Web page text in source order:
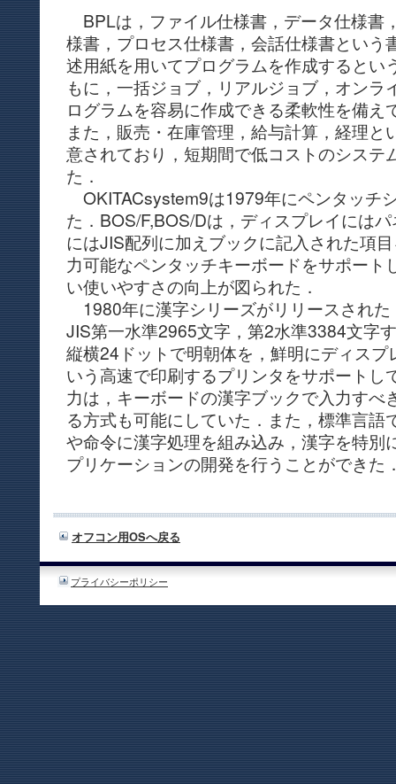
BPLは，ファイル仕様書，データ仕様書
様書，プロセス仕様書，会話仕様書という
述用紙を用いてプログラムを作成するとい
もに，一括ジョブ，リアルジョブ，オンラ
ログラムを容易に作成できる柔軟性を備え
また，販売・在庫管理，給与計算，経理と
意されており，短期間で低コストのシステ
た．
OKITACsystem9は1979年にペンタッチ
た．BOS/F,BOS/Dは，ディスプレイには
にはJIS配列に加えブックに記入された項
力可能なペンタッチキーボードをサポート
い使いやすさの向上が図られた．
1980年に漢字シリーズがリリースされ
JIS第一水準2965文字，第2水準3384文字
縦横24ドットで明朝体を，鮮明にディス
いう高速で印刷するプリンタをサポートし
力は，キーボードの漢字ブックで入力すべ
る方式も可能にしていた．また，標準言語
や命令に漢字処理を組み込み，漢字を特別
プリケーションの開発を行うことができた
オフコン用OSへ戻る
プライバシーポリシー